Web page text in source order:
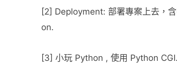
[2] Deployment: 部署專案上去，
on.
[3] 小玩 Python , 使用 Python CGI.